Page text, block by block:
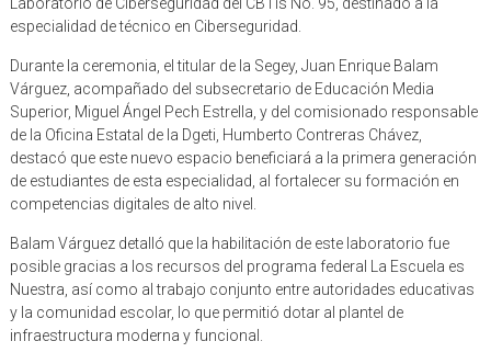
especialidad de técnico en Ciberseguridad.
Durante la ceremonia, el titular de la Segey, Juan Enrique Balam
Várguez, acompañado del subsecretario de Educación Media
Superior, Miguel Ángel Pech Estrella, y del comisionado responsable
de la Oficina Estatal de la Dgeti, Humberto Contreras Chávez,
destacó que este nuevo espacio beneficiará a la primera generación
de estudiantes de esta especialidad, al fortalecer su formación en
competencias digitales de alto nivel.
Balam Várguez detalló que la habilitación de este laboratorio fue
posible gracias a los recursos del programa federal La Escuela es
Nuestra, así como al trabajo conjunto entre autoridades educativas
y la comunidad escolar, lo que permitió dotar al plantel de
infraestructura moderna y funcional.